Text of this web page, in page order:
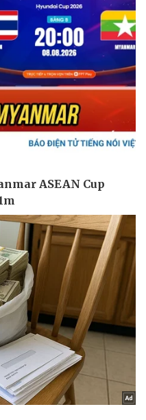
Ô tô - Xe máy
Ô tô
Xe máy
Tư vấn